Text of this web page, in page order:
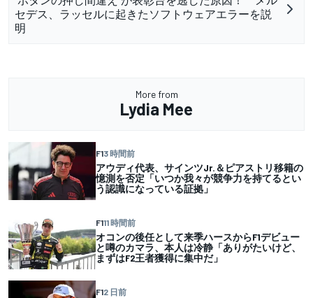
セデス、ラッセルに起きたソフトウェアエラーを説
明
More from
Lydia Mee
F13 時間前
アウディ代表、サインツJr.＆ピアストリ移籍の
憶測を否定「いつか我々が競争力を持てるとい
う認識になっている証拠」
F111 時間前
オコンの後任として来季ハースからF1デビュー
と噂のカマラ、本人は冷静「ありがたいけど、
まずはF2王者獲得に集中だ」
F12 日前